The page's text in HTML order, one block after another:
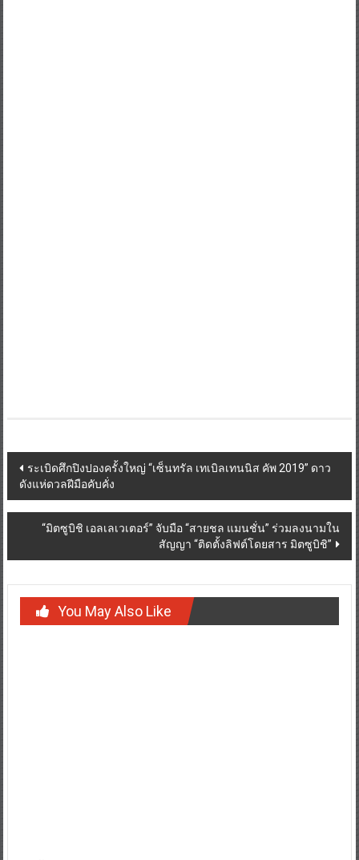
Post
navigation
ระเบิดศึกปิงปองครั้งใหญ่ “เซ็นทรัล เทเบิลเทนนิส คัพ 2019” ดาว
ดังแห่ดวลฝีมือคับคั่ง
“มิตซูบิชิ เอลเลเวเตอร์” จับมือ “สายชล แมนชั่น” ร่วมลงนามใน
สัญญา “ติดตั้งลิฟต์โดยสาร มิตซูบิชิ”
You May Also Like